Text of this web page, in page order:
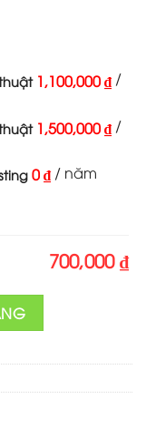
1,100,000 ₫ /
1,500,000 ₫ /
0 ₫ / năm
700,000 ₫